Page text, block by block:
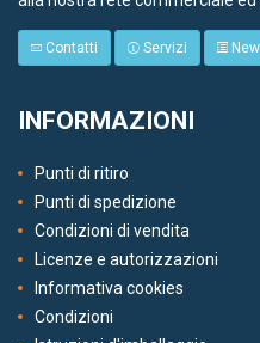
Contatti Servizi
INFORMAZIONI
Punti di ritiro
Punti di spedizione
Condizioni di vendita
Licenze e autorizzazioni
Informativa cookies
Condizioni